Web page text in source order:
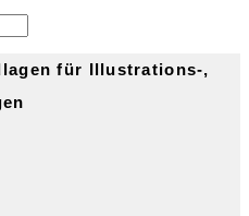
für Illustrations-,